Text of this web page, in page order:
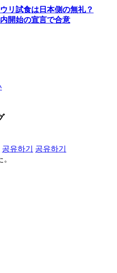
リ試食は日本側の無礼？
開始の宣言で合意
공유하기
공유하기